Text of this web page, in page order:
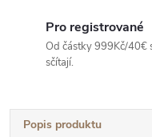
Pro registrované
Od částky 999Kč/40€
sčítají.
Popis produktu